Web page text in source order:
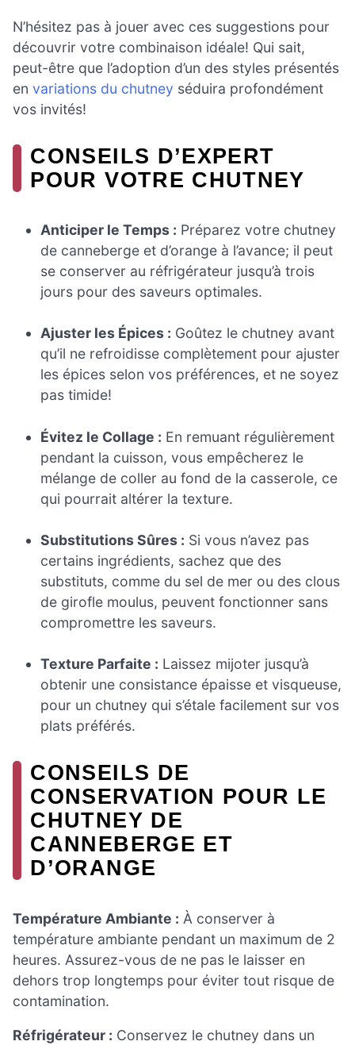
N’hésitez pas à jouer avec ces suggestions pour
découvrir votre combinaison idéale! Qui sait,
peut-être que l’adoption d’un des styles présentés
en variations du chutney séduira profondément
vos invités!
CONSEILS D’EXPERT
POUR VOTRE CHUTNEY
Anticiper le Temps : Préparez votre chutney
de canneberge et d’orange à l’avance; il peut
se conserver au réfrigérateur jusqu’à trois
jours pour des saveurs optimales.
Ajuster les Épices : Goûtez le chutney avant
qu’il ne refroidisse complètement pour ajuster
les épices selon vos préférences, et ne soyez
pas timide!
Évitez le Collage : En remuant régulièrement
pendant la cuisson, vous empêcherez le
mélange de coller au fond de la casserole, ce
qui pourrait altérer la texture.
Substitutions Sûres : Si vous n’avez pas
certains ingrédients, sachez que des
substituts, comme du sel de mer ou des clous
de girofle moulus, peuvent fonctionner sans
compromettre les saveurs.
Texture Parfaite : Laissez mijoter jusqu’à
obtenir une consistance épaisse et visqueuse,
pour un chutney qui s’étale facilement sur vos
plats préférés.
CONSEILS DE
CONSERVATION POUR LE
CHUTNEY DE
CANNEBERGE ET
D’ORANGE
Température Ambiante : À conserver à
température ambiante pendant un maximum de 2
heures. Assurez-vous de ne pas le laisser en
dehors trop longtemps pour éviter tout risque de
contamination.
Réfrigérateur : Conservez le chutney dans un